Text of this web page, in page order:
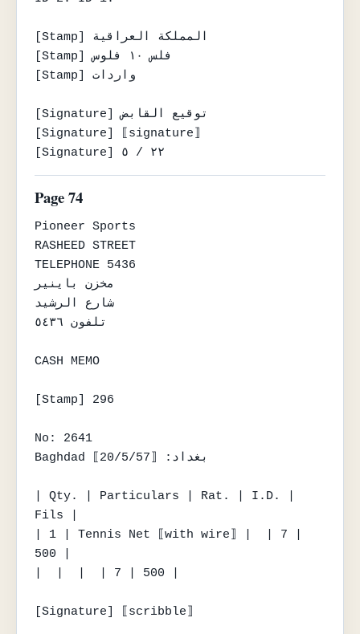
[Stamp] المملكة العراقية
[Stamp] فلس ١٠ فلوس
[Stamp] واردات
[Signature] توقيع القابض
[Signature] ⟦signature⟧
[Signature] ٢٢ / ٥
Page 74
Pioneer Sports
RASHEED STREET
TELEPHONE 5436
مخزن باينير
شارع الرشيد
تلفون ٥٤٣٦
CASH MEMO
[Stamp] 296
No: 2641
Baghdad بغداد: ⟦20/5/57⟧
| Qty. | Particulars | Rat. | I.D. |
Fils |
| 1 | Tennis Net ⟦with wire⟧ |  | 7 |
500 |
|  |  |  | 7 | 500 |
[Signature] ⟦scribble⟧